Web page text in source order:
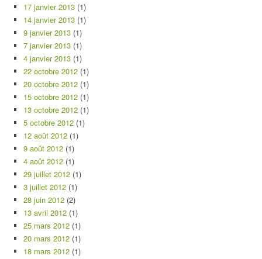
17 janvier 2013 (1)
14 janvier 2013 (1)
9 janvier 2013 (1)
7 janvier 2013 (1)
4 janvier 2013 (1)
22 octobre 2012 (1)
20 octobre 2012 (1)
15 octobre 2012 (1)
13 octobre 2012 (1)
5 octobre 2012 (1)
12 août 2012 (1)
9 août 2012 (1)
4 août 2012 (1)
29 juillet 2012 (1)
3 juillet 2012 (1)
28 juin 2012 (2)
13 avril 2012 (1)
25 mars 2012 (1)
20 mars 2012 (1)
18 mars 2012 (1)